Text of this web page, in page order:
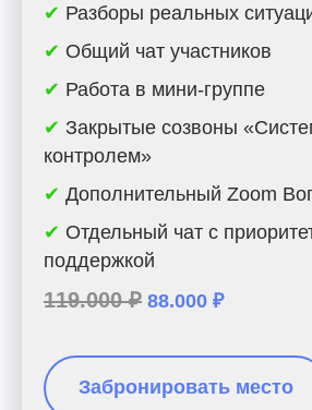
✔ Разборы реальных
✔ Общий чат участников
✔ Работа в мини-группе
✔ Закрытые созвоны
контролем»
✔ Дополнительный Zoom
✔ Отдельный чат с
поддержкой
119.000 ₽ 88.000 ₽
Забронировать место